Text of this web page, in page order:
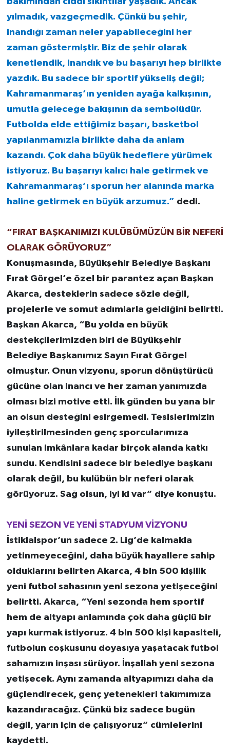
yılmadık, vazgeçmedik. Çünkü bu şehir,
inandığı zaman neler yapabileceğini her
zaman göstermiştir. Biz de şehir olarak
kenetlendik, inandık ve bu başarıyı hep birlikte
yazdık. Bu sadece bir sportif yükseliş değil;
Kahramanmaraş’ın yeniden ayağa kalkışının,
umutla geleceğe bakışının da sembolüdür.
Futbolda elde ettiğimiz başarı, basketbol
yapılanmamızla birlikte daha da anlam
kazandı. Çok daha büyük hedeflere yürümek
istiyoruz. Bu başarıyı kalıcı hale getirmek ve
Kahramanmaraş’ı sporun her alanında marka
haline getirmek en büyük arzumuz.” dedi.
“FIRAT BAŞKANIMIZI KULÜBÜMÜZÜN BİR NEFERİ
OLARAK GÖRÜYORUZ”
Konuşmasında, Büyükşehir Belediye Başkanı
Fırat Görgel’e özel bir parantez açan Başkan
Akarca, desteklerin sadece sözle değil,
projelerle ve somut adımlarla geldiğini belirtti.
Başkan Akarca, “Bu yolda en büyük
destekçilerimizden biri de Büyükşehir
Belediye Başkanımız Sayın Fırat Görgel
olmuştur. Onun vizyonu, sporun dönüştürücü
gücüne olan inancı ve her zaman yanımızda
olması bizi motive etti. İlk günden bu yana bir
an olsun desteğini esirgemedi. Tesislerimizin
iyileştirilmesinden genç sporcularımıza
sunulan imkânlara kadar birçok alanda katkı
sundu. Kendisini sadece bir belediye başkanı
olarak değil, bu kulübün bir neferi olarak
görüyoruz. Sağ olsun, iyi ki var” diye konuştu.
YENİ SEZON VE YENİ STADYUM VİZYONU
İstiklalspor’un sadece 2. Lig’de kalmakla
yetinmeyeceğini, daha büyük hayallere sahip
olduklarını belirten Akarca, 4 bin 500 kişilik
yeni futbol sahasının yeni sezona yetişeceğini
belirtti. Akarca, “Yeni sezonda hem sportif
hem de altyapı anlamında çok daha güçlü bir
yapı kurmak istiyoruz. 4 bin 500 kişi kapasiteli,
futbolun coşkusunu doyasıya yaşatacak futbol
sahamızın inşası sürüyor. İnşallah yeni sezona
yetişecek. Aynı zamanda altyapımızı daha da
güçlendirecek, genç yetenekleri takımımıza
kazandıracağız. Çünkü biz sadece bugün
değil, yarın için de çalışıyoruz” cümlelerini
kaydetti.